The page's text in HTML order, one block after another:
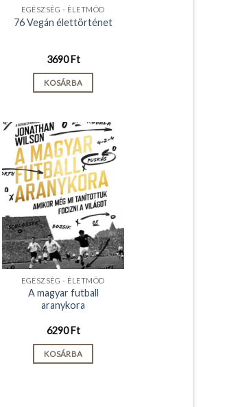
EGÉSZSÉG - ÉLETMÓD
76 Vegán élettörténet
3690Ft
KOSÁRBA
EGÉSZSÉG - ÉLETMÓD
A magyar futball
aranykora
6290Ft
KOSÁRBA